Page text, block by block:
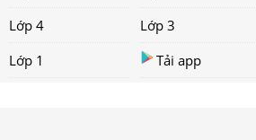
Lớp 4
Lớp 3
Lớp 1
Tải app